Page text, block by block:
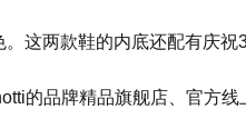
这两款鞋的内底还配有庆祝
的品牌精品旗舰店、官方线